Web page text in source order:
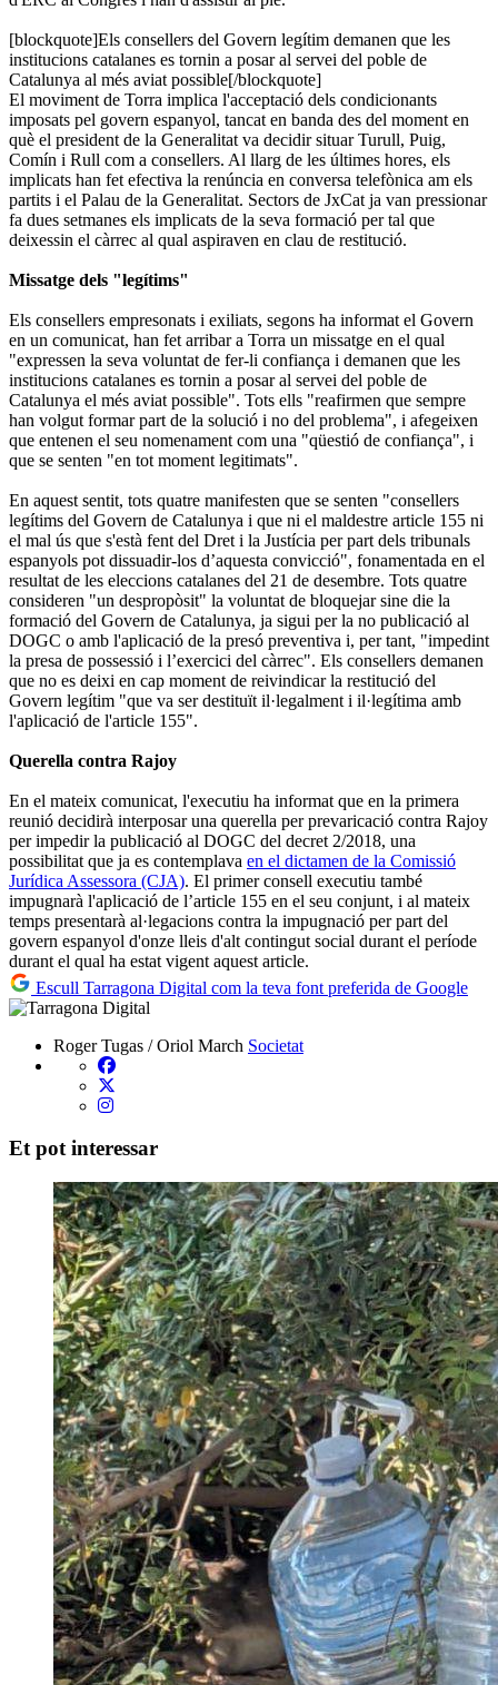
[blockquote]Els consellers del Govern legítim demanen que les
institucions catalanes es tornin a posar al servei del poble de
Catalunya al més aviat possible[/blockquote]
El moviment de Torra implica l'acceptació dels condicionants
imposats pel govern espanyol, tancat en banda des del moment en
què el president de la Generalitat va decidir situar Turull, Puig,
Comín i Rull com a consellers. Al llarg de les últimes hores, els
implicats han fet efectiva la renúncia en conversa telefònica am els
partits i el Palau de la Generalitat. Sectors de JxCat ja van pressionar
fa dues setmanes els implicats de la seva formació per tal que
deixessin el càrrec al qual aspiraven en clau de restitució.
Missatge dels "legítims"
Els consellers empresonats i exiliats, segons ha informat el Govern
en un comunicat, han fet arribar a Torra un missatge en el qual
"expressen la seva voluntat de fer-li confiança i demanen que les
institucions catalanes es tornin a posar al servei del poble de
Catalunya el més aviat possible". Tots ells "reafirmen que sempre
han volgut formar part de la solució i no del problema", i afegeixen
que entenen el seu nomenament com una "qüestió de confiança", i
que se senten "en tot moment legitimats".
En aquest sentit, tots quatre manifesten que se senten "consellers
legítims del Govern de Catalunya i que ni el maldestre article 155 ni
el mal ús que s'està fent del Dret i la Justícia per part dels tribunals
espanyols pot dissuadir-los d’aquesta convicció", fonamentada en el
resultat de les eleccions catalanes del 21 de desembre. Tots quatre
consideren "un despropòsit" la voluntat de bloquejar sine die la
formació del Govern de Catalunya, ja sigui per la no publicació al
DOGC o amb l'aplicació de la presó preventiva i, per tant, "impedint
la presa de possessió i l’exercici del càrrec". Els consellers demanen
que no es deixi en cap moment de reivindicar la restitució del
Govern legítim "que va ser destituït il·legalment i il·legítima amb
l'aplicació de l'article 155".
Querella contra Rajoy
En el mateix comunicat, l'executiu ha informat que en la primera
reunió decidirà interposar una querella per prevaricació contra Rajoy
per impedir la publicació al DOGC del decret 2/2018, una
possibilitat que ja es contemplava en el dictamen de la Comissió
Jurídica Assessora (CJA). El primer consell executiu també
impugnarà l'aplicació de l’article 155 en el seu conjunt, i al mateix
temps presentarà al·legacions contra la impugnació per part del
govern espanyol d'onze lleis d'alt contingut social durant el període
durant el qual ha estat vigent aquest article.
Escull Tarragona Digital com la teva font preferida de Google
Roger Tugas / Oriol March Societat
Et pot interessar